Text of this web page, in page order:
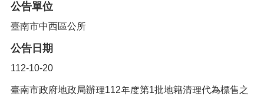
公告單位
臺南市中西區公所
公告日期
112-10-20
臺南市政府地政局辦理112年度第1批地籍清理代為標售之